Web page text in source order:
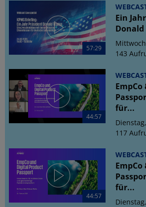
57:29
Ein
143
44:57
für...
117
44:57
für...